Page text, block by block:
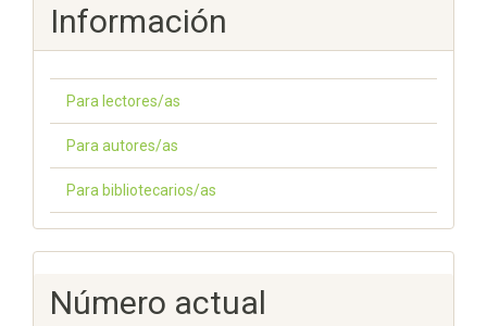
Información
Para lectores/as
Para autores/as
Para bibliotecarios/as
Número actual